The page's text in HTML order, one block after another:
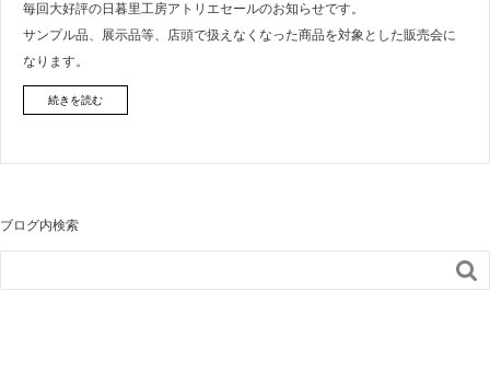
毎回大好評の日暮里工房アトリエセールのお知らせです。
サンプル品、展示品等、店頭で扱えなくなった商品を対象とした販売会に
なります。
続きを読む
ブログ内検索
